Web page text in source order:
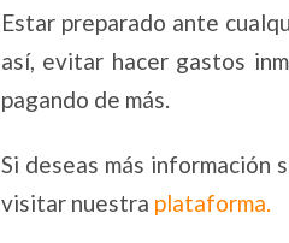
Estar preparado ante
así, evitar hacer gastos
pagando de más.
Si deseas más información
visitar nuestra plataforma.